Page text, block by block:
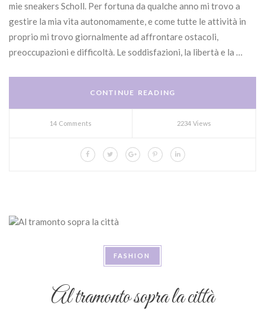
mie sneakers Scholl. Per fortuna da qualche anno mi trovo a
gestire la mia vita autonomamente, e come tutte le attività in
proprio mi trovo giornalmente ad affrontare ostacoli,
preoccupazioni e difficoltà. Le soddisfazioni, la libertà e la …
CONTINUE READING
14 Comments 2234 Views
FASHION
Al tramonto sopra la città